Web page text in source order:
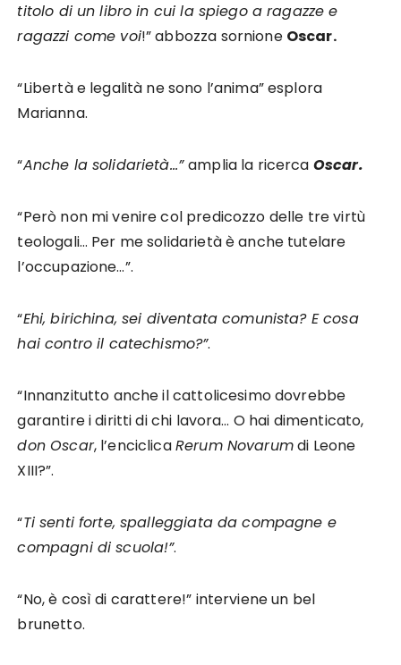
titolo di un libro in cui la spiego a ragazze e
ragazzi come voi!” abbozza sornione Oscar.
“Libertà e legalità ne sono l’anima” esplora
Marianna.
“Anche la solidarietà…”amplia la ricerca Oscar.
“Però non mi venire col predicozzo delle tre virtù
teologali… Per me solidarietà è anche tutelare
l’occupazione…”.
“Ehi, birichina, sei diventata comunista? E cosa
hai contro il catechismo?”.
“Innanzitutto anche il cattolicesimo dovrebbe
garantire i diritti di chi lavora… O hai dimenticato,
don Oscar, l’enciclicaRerum Novarumdi Leone
XIII?”.
“Ti senti forte, spalleggiata da compagne e
compagni di scuola!”.
“No, è così di carattere!” interviene un bel
brunetto.